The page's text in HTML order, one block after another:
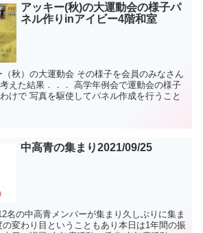
アッキー(秋)の大運動会の様子パ
ネル作りinアイビー4階和室
秋）の大運動会 その様子を会員のみなさん
えた結果．．． 高学年例会で運動会の様子
けで 写真を駆使してパネル作成を行うこと
中高青の集まり2021/09/25
名の中高青メンバーが集まり久しぶりに集ま
変わり目ということもあり本日は1年間の振